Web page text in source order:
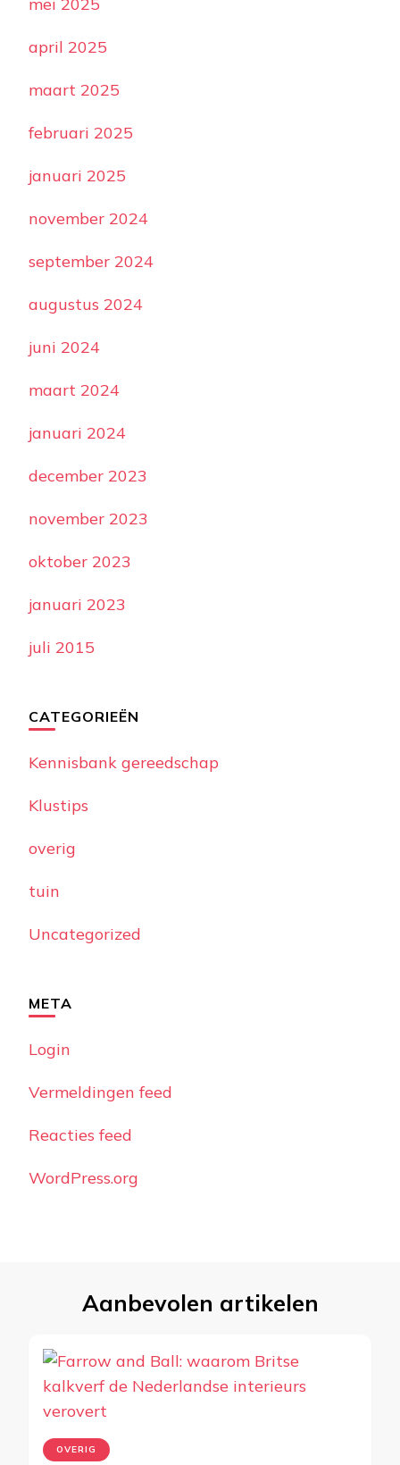
april 2025
maart 2025
februari 2025
januari 2025
november 2024
september 2024
augustus 2024
juni 2024
maart 2024
januari 2024
december 2023
november 2023
oktober 2023
januari 2023
juli 2015
CATEGORIEËN
Kennisbank gereedschap
Klustips
overig
tuin
Uncategorized
META
Login
Vermeldingen feed
Reacties feed
WordPress.org
Aanbevolen artikelen
OVERIG